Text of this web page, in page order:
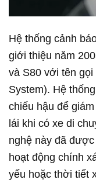
Hệ thống cảnh
giới thiệu năm
và S80 với tên gọi
System). Hệ
chiếu hậu để
lái khi có xe di
nghệ này đã
hoạt động chính
yếu hoặc thời tiết